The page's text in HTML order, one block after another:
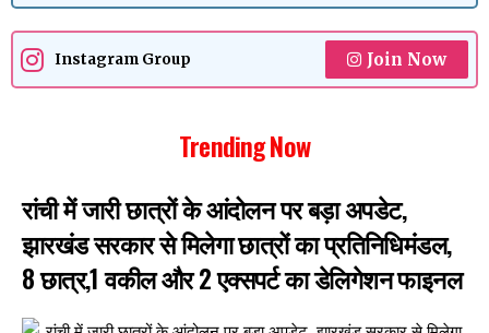
Instagram Group Join Now
Trending Now
रांची में जारी छात्रों के आंदोलन पर बड़ा अपडेट,
झारखंड सरकार से मिलेगा छात्रों का प्रतिनिधिमंडल,
8 छात्र,1 वकील और 2 एक्सपर्ट का डेलिगेशन फाइनल